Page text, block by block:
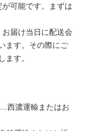
可能です。まずは
届け当日に配送会
ます。その際にご
す。
西濃運輸またはお